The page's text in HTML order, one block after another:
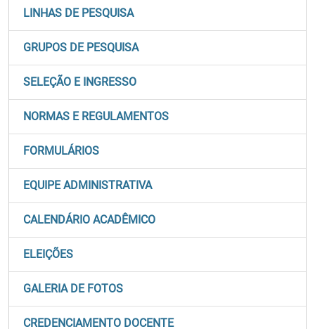
LINHAS DE PESQUISA
GRUPOS DE PESQUISA
SELEÇÃO E INGRESSO
NORMAS E REGULAMENTOS
FORMULÁRIOS
EQUIPE ADMINISTRATIVA
CALENDÁRIO ACADÊMICO
ELEIÇÕES
GALERIA DE FOTOS
CREDENCIAMENTO DOCENTE